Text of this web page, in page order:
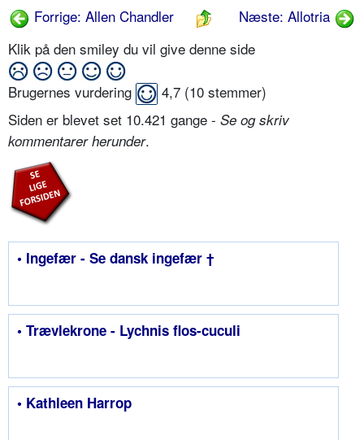
Forrige: Allen Chandler
Næste: Allotria
Klik på den smiley du vil give denne side
Brugernes vurdering 4,7 (10 stemmer)
Siden er blevet set 10.421 gange - Se og skriv
kommentarer herunder.
• Ingefær - Se dansk ingefær †
• Trævlekrone - Lychnis flos-cuculi
• Kathleen Harrop